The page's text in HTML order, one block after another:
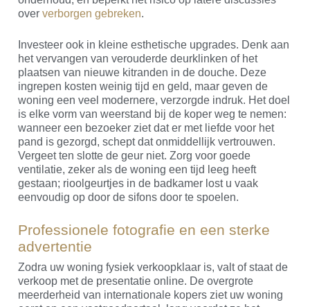
oververborgen gebreken.
Investeer ook in kleine esthetische upgrades. Denk aan
het vervangen van verouderde deurklinken of het
plaatsen van nieuwe kitranden in de douche. Deze
ingrepen kosten weinig tijd en geld, maar geven de
woning een veel modernere, verzorgde indruk. Het doel
is elke vorm van weerstand bij de koper weg te nemen:
wanneer een bezoeker ziet dat er met liefde voor het
pand is gezorgd, schept dat onmiddellijk vertrouwen.
Vergeet ten slotte de geur niet. Zorg voor goede
ventilatie, zeker als de woning een tijd leeg heeft
gestaan; rioolgeurtjes in de badkamer lost u vaak
eenvoudig op door de sifons door te spoelen.
Professionele fotografie en een sterke
advertentie
Zodra uw woning fysiek verkoopklaar is, valt of staat de
verkoop met de presentatie online. De overgrote
meerderheid van internationale kopers ziet uw woning